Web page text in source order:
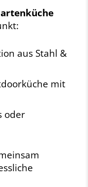
aus Stahl &
mit
oder